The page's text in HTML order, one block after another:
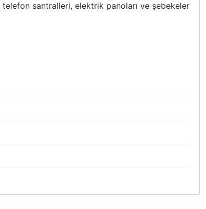
santralleri, elektrik panoları ve şebekeler